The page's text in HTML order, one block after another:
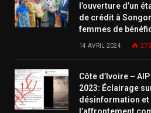
l’ouverture d’un
de crédit à
femmes de
14 AVRIL 2024
Côte d’Ivoire –
2023: Éclairage
désinformation et